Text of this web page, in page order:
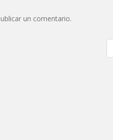
un comentario.